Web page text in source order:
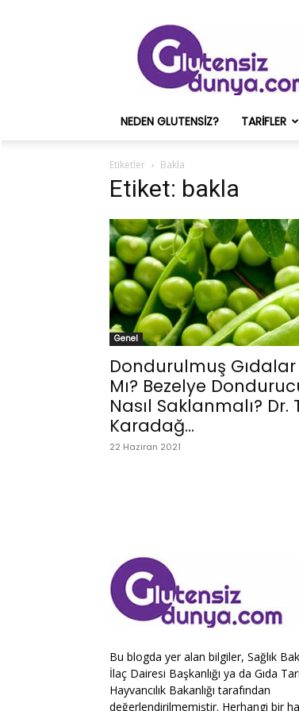
ve
Onun
Sağlık
Deneyimleri
NEDEN GLUTENSIZ? TARIFLER
Etiketler Bakla
Etiket: bakla
Genel
Dondurulmuş Gıdalar
Mı? Bezelye
Nasıl Saklanmalı? Dr.
Karadağ...
22 Haziran 2021
Bu blogda yer alan bilgiler, Sağlık
İlaç Dairesi Başkanlığı ya da Gıda
Hayvancılık Bakanlığı tarafından
değerlendirilmemiştir. Herhangi bir